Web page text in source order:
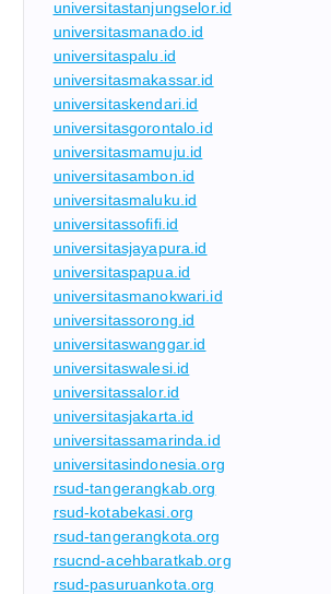
universitastanjungselor.id
universitasmanado.id
universitaspalu.id
universitasmakassar.id
universitaskendari.id
universitasgorontalo.id
universitasmamuju.id
universitasambon.id
universitasmaluku.id
universitassofifi.id
universitasjayapura.id
universitaspapua.id
universitasmanokwari.id
universitassorong.id
universitaswanggar.id
universitaswalesi.id
universitassalor.id
universitasjakarta.id
universitassamarinda.id
universitasindonesia.org
rsud-tangerangkab.org
rsud-kotabekasi.org
rsud-tangerangkota.org
rsucnd-acehbaratkab.org
rsud-pasuruankota.org